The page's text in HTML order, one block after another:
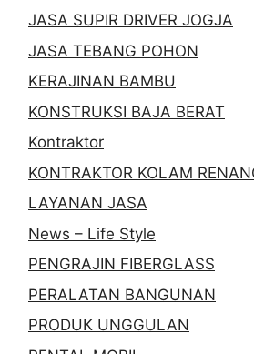
JASA SUPIR DRIVER JOGJA
JASA TEBANG POHON
KERAJINAN BAMBU
KONSTRUKSI BAJA BERAT
Kontraktor
KONTRAKTOR KOLAM
LAYANAN JASA
News – Life Style
PENGRAJIN FIBERGLASS
PERALATAN BANGUNAN
PRODUK UNGGULAN